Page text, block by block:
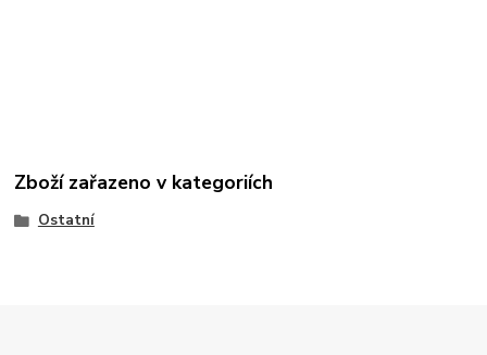
Zboží zařazeno v kategoriích
Ostatní